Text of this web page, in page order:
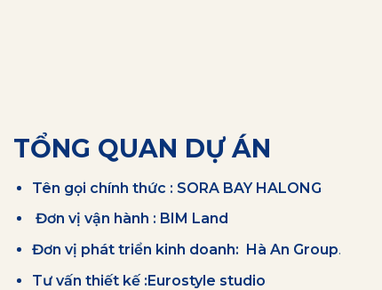
TỔNG QUAN DỰ ÁN
Tên gọi chính thức : SORA BAY HALONG
Đơn vị vận hành : BIM Land
Đơn vị phát triển kinh doanh: Hà An Group.
Tư vấn thiết kế :Eurostyle studio